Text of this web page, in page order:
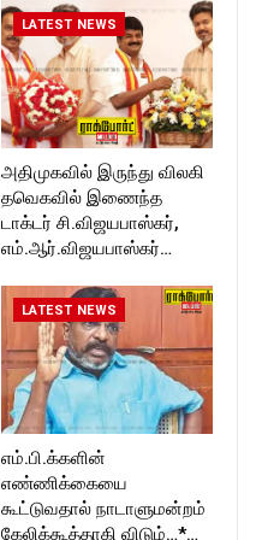
LATEST NEWS
அதிமுகவில் இருந்து விலகி
தவெகவில் இணைந்த
டாக்டர் சி.விஜயபாஸ்கர்,
எம்.ஆர்.விஜயபாஸ்கர்…
LATEST NEWS
எம்.பி.க்களின்
எண்ணிக்கையை
கூட்டுவதால் நாடாளுமன்றம்
கேலிக்கூத்தாகி விடும்…*…